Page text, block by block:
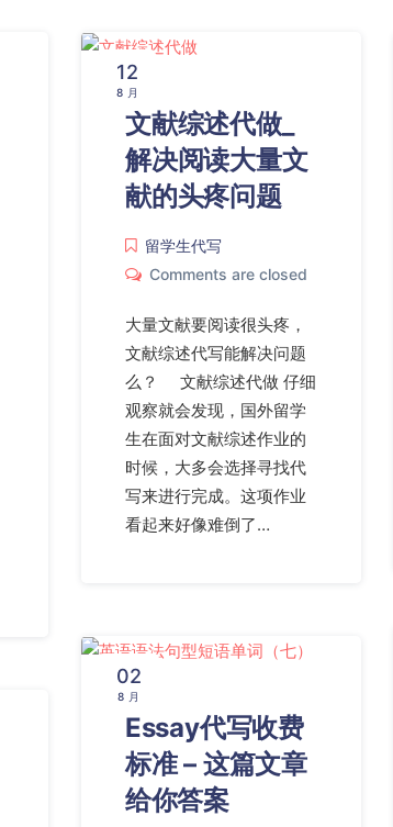
12
8 月
文献综述代做_
解决阅读大量文
献的头疼问题
留学生代写
Comments are closed
大量文献要阅读很头疼，
文献综述代写能解决问题
么？ 文献综述代做 仔细
观察就会发现，国外留学
生在面对文献综述作业的
时候，大多会选择寻找代
写来进行完成。这项作业
看起来好像难倒了…
02
8 月
Essay代写收费
标准 – 这篇文章
给你答案